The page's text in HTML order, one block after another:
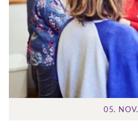
05. NOV.